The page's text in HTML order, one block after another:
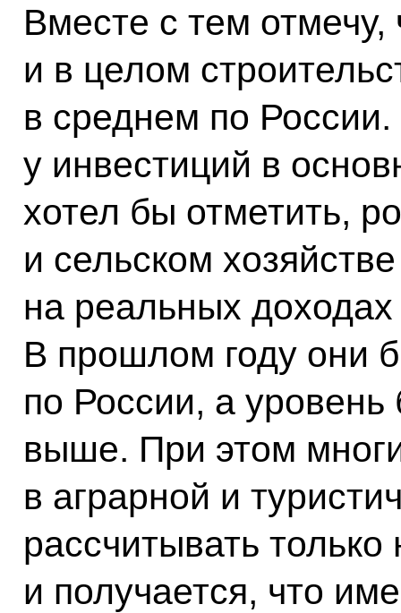
Вместе с тем
и в целом
в среднем по
у инвестиций в
хотел бы отметить,
и сельском
на реальных
В прошлом году они
по России, а
выше. При этом
в аграрной и
рассчитывать
и получается, что